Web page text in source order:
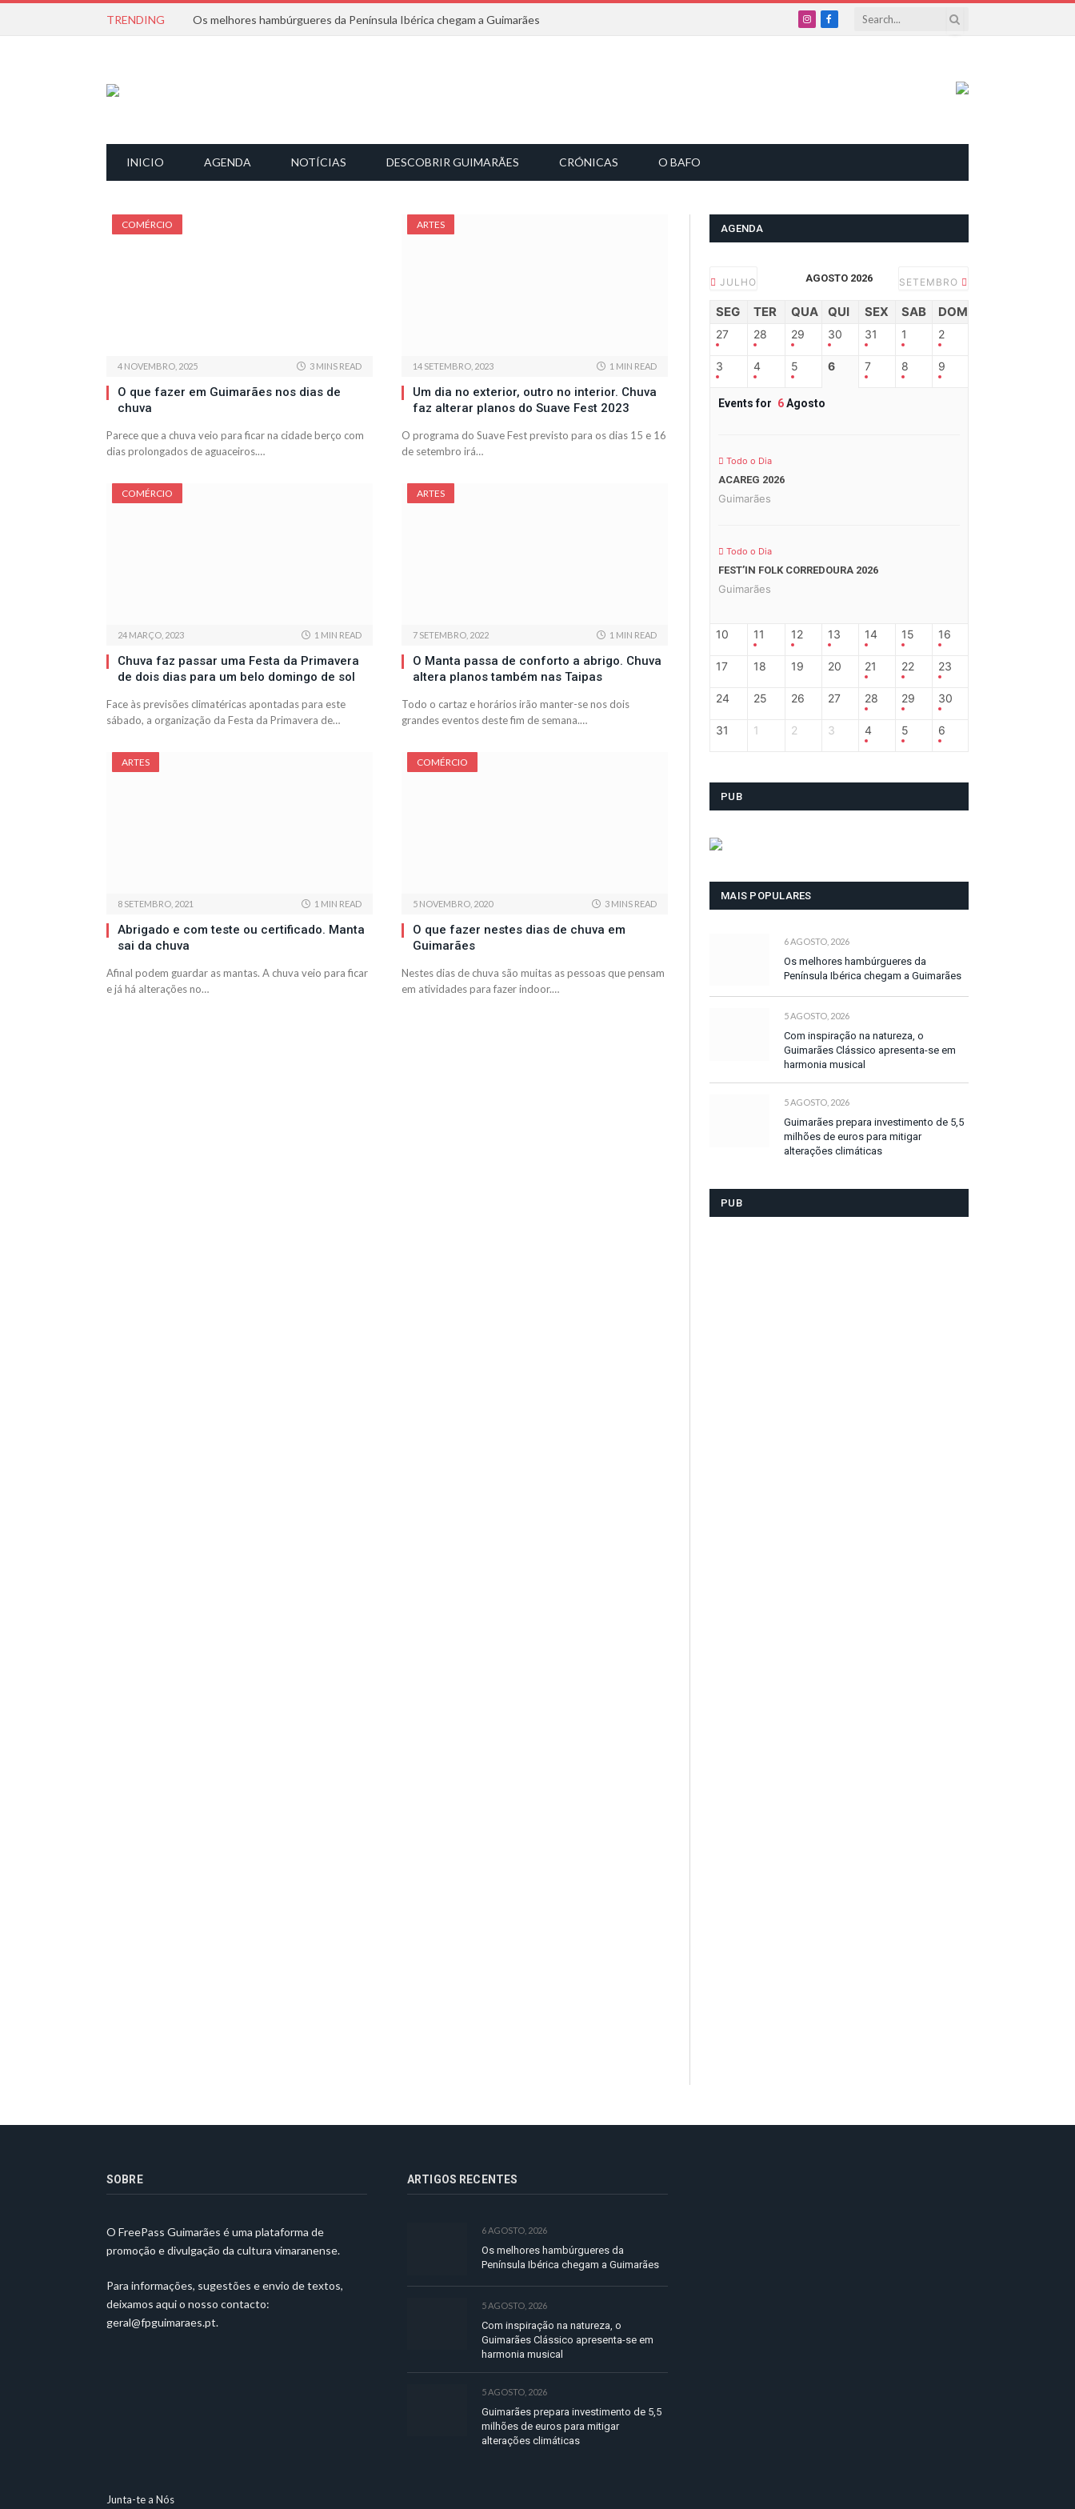
TRENDING Os melhores hambúrgueres da Península Ibérica chegam a Guimarães
InstagramFacebook
INICIO AGENDA NOTÍCIAS DESCOBRIR GUIMARÃES CRÓNICAS O BAFO
COMÉRCIO
4 NOVEMBRO, 2025 3 MINS READ
O que fazer em Guimarães nos dias de
chuva
Parece que a chuva veio para ficar na cidade berço com
dias prolongados de aguaceiros.…
ARTES
14 SETEMBRO, 2023 1 MIN READ
Um dia no exterior, outro no interior. Chuva
faz alterar planos do Suave Fest 2023
O programa do Suave Fest previsto para os dias 15 e 16
de setembro irá…
COMÉRCIO
24 MARÇO, 2023 1 MIN READ
Chuva faz passar uma Festa da Primavera
de dois dias para um belo domingo de sol
Face às previsões climatéricas apontadas para este
sábado, a organização da Festa da Primavera de…
ARTES
7 SETEMBRO, 2022 1 MIN READ
O Manta passa de conforto a abrigo. Chuva
altera planos também nas Taipas
Todo o cartaz e horários irão manter-se nos dois
grandes eventos deste fim de semana.…
ARTES
8 SETEMBRO, 2021 1 MIN READ
Abrigado e com teste ou certificado. Manta
sai da chuva
Afinal podem guardar as mantas. A chuva veio para ficar
e já há alterações no…
COMÉRCIO
5 NOVEMBRO, 2020 3 MINS READ
O que fazer nestes dias de chuva em
Guimarães
Nestes dias de chuva são muitas as pessoas que pensam
em atividades para fazer indoor.…
AGENDA
JULHO AGOSTO 2026 SETEMBRO
SEG TER QUA QUI SEX SAB DOM
27 28 29 30 31 1 2
3 4 5 6 7 8 9
Events for 6Agosto
Todo o Dia
ACAREG 2026
Guimarães
Todo o Dia
FEST’IN FOLK CORREDOURA 2026
Guimarães
10 11 12 13 14 15 16
17 18 19 20 21 22 23
24 25 26 27 28 29 30
31 1 2 3 4 5 6
PUB
MAIS POPULARES
6 AGOSTO, 2026
Os melhores hambúrgueres da
Península Ibérica chegam a Guimarães
5 AGOSTO, 2026
Com inspiração na natureza, o
Guimarães Clássico apresenta-se em
harmonia musical
5 AGOSTO, 2026
Guimarães prepara investimento de 5,5
milhões de euros para mitigar
alterações climáticas
PUB
SOBRE
O FreePass Guimarães é uma plataforma de
promoção e divulgação da cultura vimaranense.
Para informações, sugestões e envio de textos,
deixamos aqui o nosso contacto:
geral@fpguimaraes.pt.
ARTIGOS RECENTES
6 AGOSTO, 2026
Os melhores hambúrgueres da
Península Ibérica chegam a Guimarães
5 AGOSTO, 2026
Com inspiração na natureza, o
Guimarães Clássico apresenta-se em
harmonia musical
5 AGOSTO, 2026
Guimarães prepara investimento de 5,5
milhões de euros para mitigar
alterações climáticas
Junta-te a Nós